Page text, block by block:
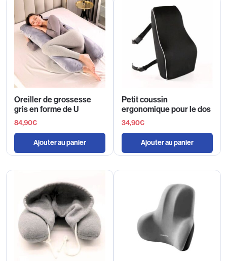
Oreiller de grossesse
gris en forme de U
84,90€
Ajouter au panier
Petit coussin
ergonomique pour le dos
34,90€
Ajouter au panier